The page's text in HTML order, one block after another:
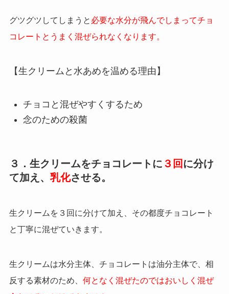
グツグツしてしまうと 必要な水分が飛んでしまってチョ
コレートとうまく混ぜられなくなります。
【生クリームと水あめを温める理由】
チョコと混ぜやすくするため
念のための殺菌
３．生クリームをチョコレートに ３回 に分け
て加え、 乳化させる。
生クリームを３回に分けて加え、その都度チョコレート
と丁寧に混ぜていきます。
生クリームは水分主体、チョコレートは油分主体で、相
反する素材のため、 何となく混ぜたのではおいしく混ぜ